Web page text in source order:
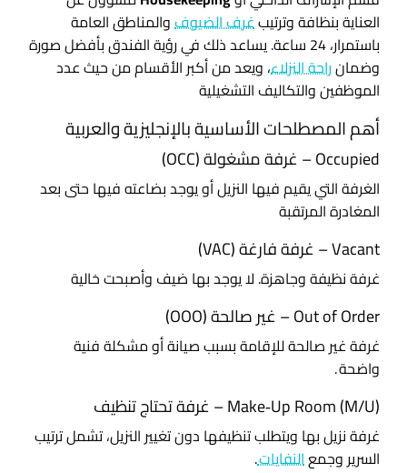
العناية بنظافة وترتيبغرف الضيوفوالمناطق العامة
باستمرار، 24 ساعة. يساعد ذلك في رؤية الفندق بأفضل صورة
وضمانراحة النزلاء، ويعد من أكبر الأقسام من حيث عدد
الموظفين والتكاليف التشغيلية
أهم المصطلحات الأساسية بالإنجليزية والعربية
Occupied – غرفة مشغولة (OCC)
الغرفة التي يقيم فيها النزيل أو يوجد بضاعته فيها حتى بعد
المغادرة المرتقبة
Vacant – غرفة فارغة (VAC)
غرفة نظيفة وجاهزة. لا يوجد بها ضيف وأصبحت خالية
Out of Order – غير صالحة (OOO)
غرفة غير صالحة للإقامة بسبب صيانة أو مشكلة فنية
واضحة .
Make‑Up Room (M/U) – غرفة تحتاج تنظيف
غرفة نزيل بها ويتطلب تنظيفها دون تغيير النزيل، تشمل ترتيب
السرير وجمعالنفايات.